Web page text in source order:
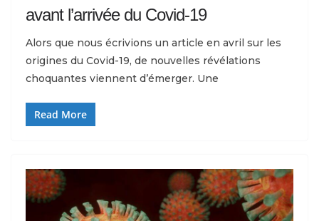
avant l’arrivée du Covid-19
Alors que nous écrivions un article en avril sur les
origines du Covid-19, de nouvelles révélations
choquantes viennent d’émerger. Une
Read More